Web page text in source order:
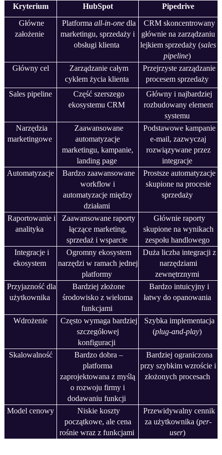
Kryterium HubSpot
Pipedrive
Główne
założenie
Platforma all-in-onedla
marketingu, sprzedaży i
obsługi klienta
CRM skoncentrowany
głównie na zarządzaniu
lejkiem sprzedaży (sales
pipeline)
Główny cel
Zarządzanie całym
cyklem życia klienta
Przejrzyste zarządzanie
procesem sprzedaży
Sales pipeline
Część szerszego
ekosystemu CRM
Główny i najbardziej
rozbudowany element
systemu
Narzędzia
marketingowe
Zaawansowane
automatyzacje
marketingu, kampanie,
landing page
Podstawowe kampanie
e-mail, zazwyczaj
rozwiązywane przez
integracje
Automatyzacje
Bardzo zaawansowane
workflow i
automatyzacje między
działami
Prostsze automatyzacje
skupione na procesie
sprzedaży
Raportowanie i
analityka
Zaawansowane raporty
łączące marketing,
sprzedaż i wsparcie
Głównie raporty
skupione na wynikach
zespołu handlowego
Integracje i
ekosystem
Ogromny ekosystem
narzędzi w ramach jednej
platformy
Duża liczba integracji z
narzędziami
zewnętrznymi
Przyjazność dla
użytkownika
Bardziej złożone
środowisko z wieloma
funkcjami
Bardzo intuicyjny i
łatwy do opanowania
Wdrożenie
Często wymaga bardziej
szczegółowej
konfiguracji
Szybka implementacja
(plug-and-play)
Skalowalność
Bardzo dobra –
platforma
zaprojektowana z myślą
o rozwoju firmy i
dodawaniu funkcji
Bardziej ograniczona
przy szybkim wzroście i
złożonych procesach
Model cenowy
Niskie koszty
początkowe, ale cena
rośnie wraz z funkcjami
Przewidywalny cennik
za użytkownika (per-
user)